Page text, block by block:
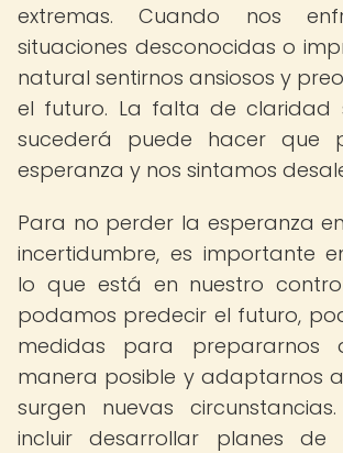
extremas. Cuando nos
situaciones desconocidas o
natural sentirnos ansiosos y
el futuro. La falta de claridad
sucederá puede hacer que
esperanza y nos sintamos
Para no perder la esperanza
incertidumbre, es importante
lo que está en nuestro
podamos predecir el futuro,
medidas para prepararnos
manera posible y adaptarnos
surgen nuevas
incluir desarrollar planes de